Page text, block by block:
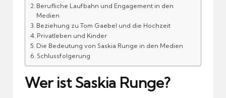
Berufliche Laufbahn und Engagement in den
Medien
Beziehung zu Tom Gaebel und die Hochzeit
Privatleben und Kinder
Die Bedeutung von Saskia Runge in den Medien
Schlussfolgerung
Wer ist Saskia Runge?